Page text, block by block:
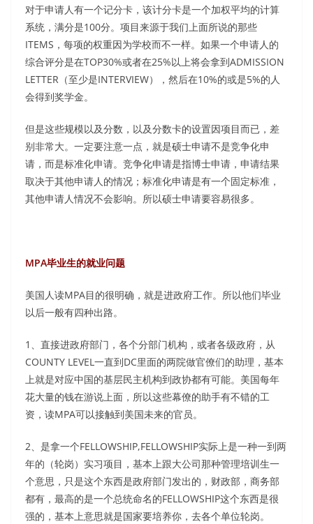
对于申请人有一个记分卡，该计分卡是一个加权平均的计算
系统，满分是100分。项目来源于我们上面所说的那些
ITEMS，每项的权重因为学校而不一样。如果一个申请人的
综合评分是在TOP30%或者在25%以上将会拿到ADMISSION
LETTER（至少是INTERVIEW），然后在10%的或是5%的人
会得到奖学金。
但是这些规模以及分数，以及分数卡的设置因项目而已，差
别非常大。一定要注意一点，就是硕士申请不是竞争化申
请，而是标准化申请。竞争化申请是指博士申请，申请结果
取决于其他申请人的情况；标准化申请是有一个固定标准，
其他申请人情况不会影响。所以硕士申请要容易很多。
MPA毕业生的就业问题
美国人读MPA目的很明确，就是进政府工作。所以他们毕业
以后一般有四种出路。
1、直接进政府部门，各个分部门机构，或者各级政府，从
COUNTY LEVEL一直到DC里面的两院做官僚们的助理，基本
上就是对应中国的基层民主机构到政协都有可能。美国每年
花大量的钱在游说上面，所以这些幕僚的助手有不错的工
资，读MPA可以接触到美国未来的官员。
2、是拿一个FELLOWSHIP,FELLOWSHIP实际上是一种一到两
年的（轮岗）实习项目，基本上跟大公司那种管理培训生一
个意思，只是这个东西是政府部门发出的，财政部，商务部
都有，最高的是一个总统命名的FELLOWSHIP这个东西是很
强的，基本上意思就是国家要培养你，去各个单位轮岗。